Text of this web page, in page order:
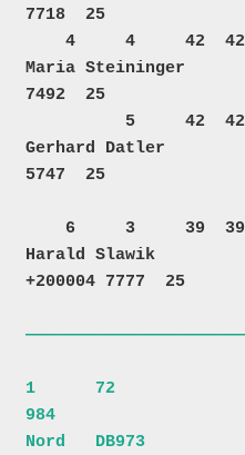
7718  25
Maria Steininger
7492  25
Gerhard Datler
5747  25
Harald Slawik